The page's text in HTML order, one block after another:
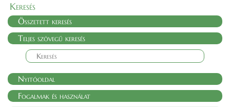
Keresés
Összetett keresés
Teljes szövegű keresés
Nyitóoldal
Fogalmak és használat